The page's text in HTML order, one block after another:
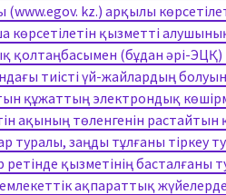
(www.egov. kz.) арқылы
көрсетілетін қызметті
қолтаңбасымен (бұдан әрі-
тиісті үй-жайлардың
құжаттың электрондық
ақының төленгенін
туралы, заңды тұлғаны тіркеу
ретінде қызметінің басталғаны
ақпараттық